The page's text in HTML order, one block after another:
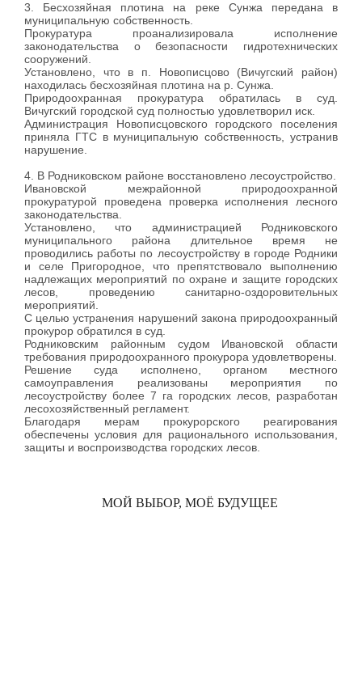
3. Бесхозяйная плотина на реке Сунжа передана в
муниципальную собственность.
Прокуратура проанализировала исполнение
законодательства о безопасности гидротехнических
сооружений.
Установлено, что в п. Новописцово (Вичугский район)
находилась бесхозяйная плотина на р. Сунжа.
Природоохранная прокуратура обратилась в суд.
Вичугский городской суд полностью удовлетворил иск.
Администрация Новописцовского городского поселения
приняла ГТС в муниципальную собственность, устранив
нарушение.
4. В Родниковском районе восстановлено лесоустройство.
Ивановской межрайонной природоохранной
прокуратурой проведена проверка исполнения лесного
законодательства.
Установлено, что администрацией Родниковского
муниципального района длительное время не
проводились работы по лесоустройству в городе Родники
и селе Пригородное, что препятствовало выполнению
надлежащих мероприятий по охране и защите городских
лесов, проведению санитарно-оздоровительных
мероприятий.
С целью устранения нарушений закона природоохранный
прокурор обратился в суд.
Родниковским районным судом Ивановской области
требования природоохранного прокурора удовлетворены.
Решение суда исполнено, органом местного
самоуправления реализованы мероприятия по
лесоустройству более 7 га городских лесов, разработан
лесохозяйственный регламент.
Благодаря мерам прокурорского реагирования
обеспечены условия для рационального использования,
защиты и воспроизводства городских лесов.
МОЙ ВЫБОР, МОЁ БУДУЩЕЕ